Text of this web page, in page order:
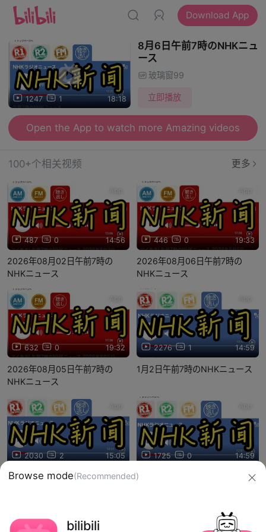
Download App
1247 1 18:18
8月6日午前7時のNHKニュ
ース
玻璃窗99
立即播放
Open the App to watch more Amazing videos
100+个相关视频 更多
487 0 14:56
2026年08月02日午前7時の
NHKニュース
446 0 19:33
2026年08月06日午前7時の
NHKニュース
632 0 19:32
2026年08月05日午前7時の
NHKニュース
2276 1 14:59
1月2日午前7時のNHKニュース
2030 2 15:05
1月3日午前7時のNHKニュース
1725 0 14:59
1月6日午前7時のNHKニュース
Browse mode(Recommended)
bilibili
网络文化经营许可证 沪网文【2019】3804-274号